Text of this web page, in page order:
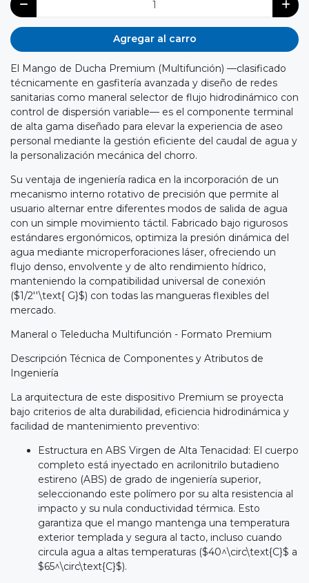
Agregar al carro
El Mango de Ducha Premium (Multifunción) —clasificado
técnicamente en gasfitería avanzada y diseño de redes
sanitarias como maneral selector de flujo hidrodinámico con
control de dispersión variable— es el componente terminal
de alta gama diseñado para elevar la experiencia de aseo
personal mediante la gestión eficiente del caudal de agua y
la personalización mecánica del chorro.
Su ventaja de ingeniería radica en la incorporación de un
mecanismo interno rotativo de precisión que permite al
usuario alternar entre diferentes modos de salida de agua
con un simple movimiento táctil. Fabricado bajo rigurosos
estándares ergonómicos, optimiza la presión dinámica del
agua mediante microperforaciones láser, ofreciendo un
flujo denso, envolvente y de alto rendimiento hídrico,
manteniendo la compatibilidad universal de conexión
($1/2''\text{ G}$) con todas las mangueras flexibles del
mercado.
Maneral o Teleducha Multifunción - Formato Premium
Descripción Técnica de Componentes y Atributos de
Ingeniería
La arquitectura de este dispositivo Premium se proyecta
bajo criterios de alta durabilidad, eficiencia hidrodinámica y
facilidad de mantenimiento preventivo:
Estructura en ABS Virgen de Alta Tenacidad: El cuerpo
completo está inyectado en acrilonitrilo butadieno
estireno (ABS) de grado de ingeniería superior,
seleccionando este polímero por su alta resistencia al
impacto y su nula conductividad térmica. Esto
garantiza que el mango mantenga una temperatura
exterior templada y segura al tacto, incluso cuando
circula agua a altas temperaturas ($40^\circ\text{C}$ a
$65^\circ\text{C}$).